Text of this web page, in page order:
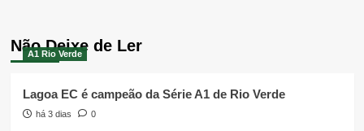
Não Deixe de Ler
A1 Rio Verde
Lagoa EC é campeão da Série A1 de Rio Verde
há 3 dias 0